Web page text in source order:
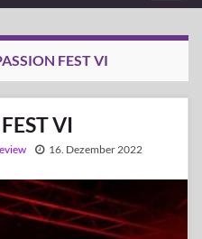
FEST VI
VI
16. Dezember 2022